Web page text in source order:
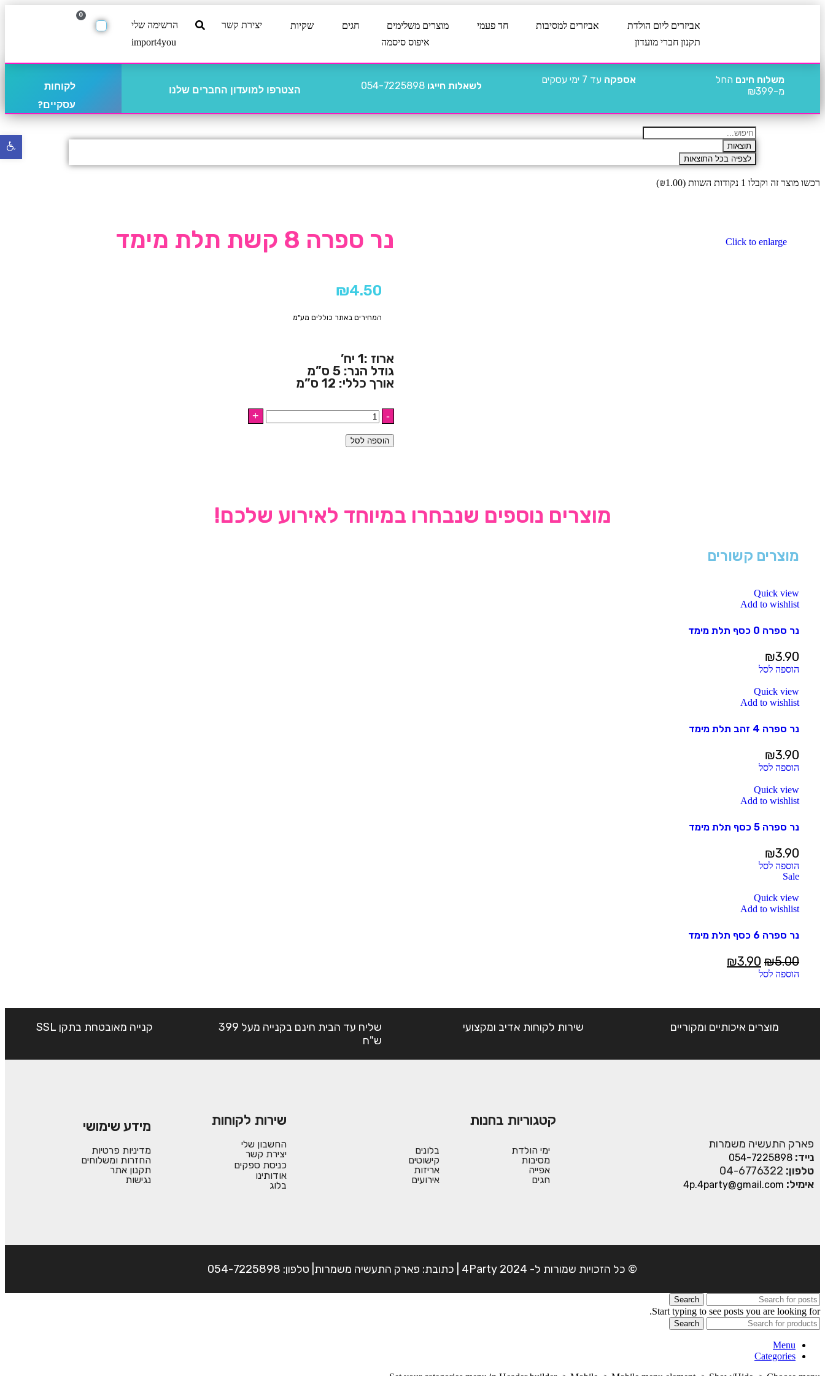
אביזרים ליום הולדת אביזרים למסיבות חד פעמי מוצרים משלימים חגים שקיות יצירת קשר
הרשימה שלי
תקנון חברי מועדון
איפוס סיסמה import4you
0
משלוח חינם החל
מ-₪399
אספקה עד 7 ימי עסקים
לשאלות חייגו 054-7225898 הצטרפו למועדון החברים שלנו
לקוחות
עסקיים?
תוצאות
לצפיה בכל התוצאות
רכשו מוצר זה וקבלו 1 נקודות השוות ( ₪1.00
)
Click to enlarge נר ספרה 8 קשת תלת מימד
₪4.50
המחירים באתר כוללים מע"מ
ארוז :1 יח’
גודל הנר: 5 ס”מ
אורך כללי: 12 ס”מ
הוספה לסל
מוצרים נוספים שנבחרו במיוחד לאירוע שלכם!
מוצרים קשורים
Quick view
Add to wishlist
נר ספרה 0 כסף תלת מימד
₪3.90
הוספה לסל
Quick view
Add to wishlist
נר ספרה 4 זהב תלת מימד
₪3.90
הוספה לסל
Quick view
Add to wishlist
נר ספרה 5 כסף תלת מימד
₪3.90
הוספה לסל
Sale
Quick view
Add to wishlist
נר ספרה 6 כסף תלת מימד
₪5.00
₪3.90
הוספה לסל
מוצרים איכותיים ומקוריים שירות לקוחות אדיב ומקצועי
שליח עד הבית חינם בקנייה מעל 399
ש"ח
קנייה מאובטחת בתקן SSL
פארק התעשיה משמרות
נייד: 054-7225898
טלפון: 04-6776322
אימיל: 4p.4party@gmail.com
קטגוריות בחנות
ימי הולדת
מסיבות
אפייה
חגים
בלונים
קישוטים
אריזות
אירועים
שירות לקוחות
החשבון שלי
יצירת קשר
כניסת ספקים
אודותינו
בלוג
מידע שימושי
מדיניות פרטיות
החזרות ומשלוחים
תקנון אתר
נגישות
© כל הזכויות שמורות ל- 4Party 2024 | כתובת: פארק התעשיה משמרות| טלפון: 054-7225898
Search
Start typing to see posts you are looking for.
Search
Menu
Categories
פתח